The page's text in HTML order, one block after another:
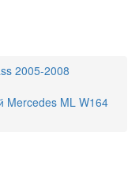
2005-2008
Mercedes ML W164